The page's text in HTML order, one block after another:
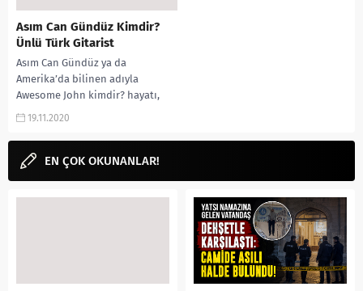
Asım Can Gündüz Kimdir?
Ünlü Türk Gitarist
Asım Can Gündüz ya da
Amerika’da bilinen adıyla
Awesome John kimdir? hayatı,
biyografisi, müzik kariyeri,
19.11.2020
EN ÇOK OKUNANLAR!